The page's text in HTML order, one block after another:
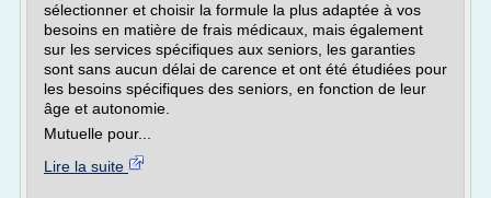
sélectionner et choisir la formule la plus adaptée à vos
besoins en matière de frais médicaux, mais également
sur les services spécifiques aux seniors, les garanties
sont sans aucun délai de carence et ont été étudiées pour
les besoins spécifiques des seniors, en fonction de leur
âge et autonomie.
Mutuelle pour...
Lire la suite